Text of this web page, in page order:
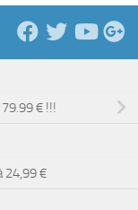
€ !!!
24,99 €